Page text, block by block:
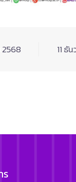
11 ธั
ร